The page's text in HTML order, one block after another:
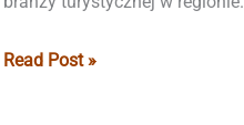
Związki
Read Post »